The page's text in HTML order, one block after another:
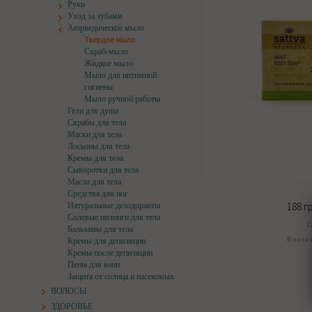
Руки
Уход за зубами
Аюрведическое мыло
Твердое мыло
Скраб-мыло
Жидкое мыло
Мыло для интимной
гигиены
Мыло ручной работы
Гели для душа
Скрабы для тела
Маски для тела
Лосьоны для тела
Кремы для тела
Сыворотки для тела
Масла для тела
Средства для ног
Натуральные дезодоранты
Солевые пилинги для тела
Бальзамы для тела
Кремы для депиляции
Кремы после депиляции
Пены для ванн
Защита от солнца и насекомых
ВОЛОСЫ
ЗДОРОВЬЕ
188
В